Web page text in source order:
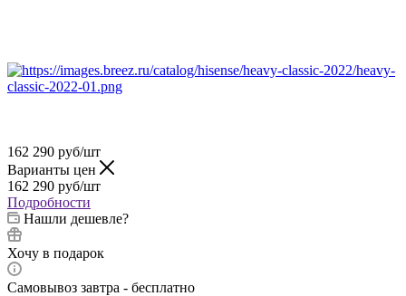
162 290 руб/шт
Варианты цен
162 290 руб/шт
Подробности
Нашли дешевле?
Хочу в подарок
Самовывоз завтра - бесплатно